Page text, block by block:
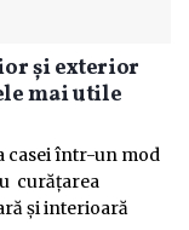
și exterior
mai utile
casei într-un mod
curățarea
și interioară